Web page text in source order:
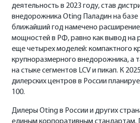
деятельность в 2023 году, став
внедорожника Oting Паладин на базе
ближайший год намечено
мощностей в РФ, равно как вывод на
еще четырех моделей: компактного
крупноразмерного внедорожника, а
на стыке сегментов LCV и пикап. К
дилерских центров в России
100.
Дилеры Oting в России и других